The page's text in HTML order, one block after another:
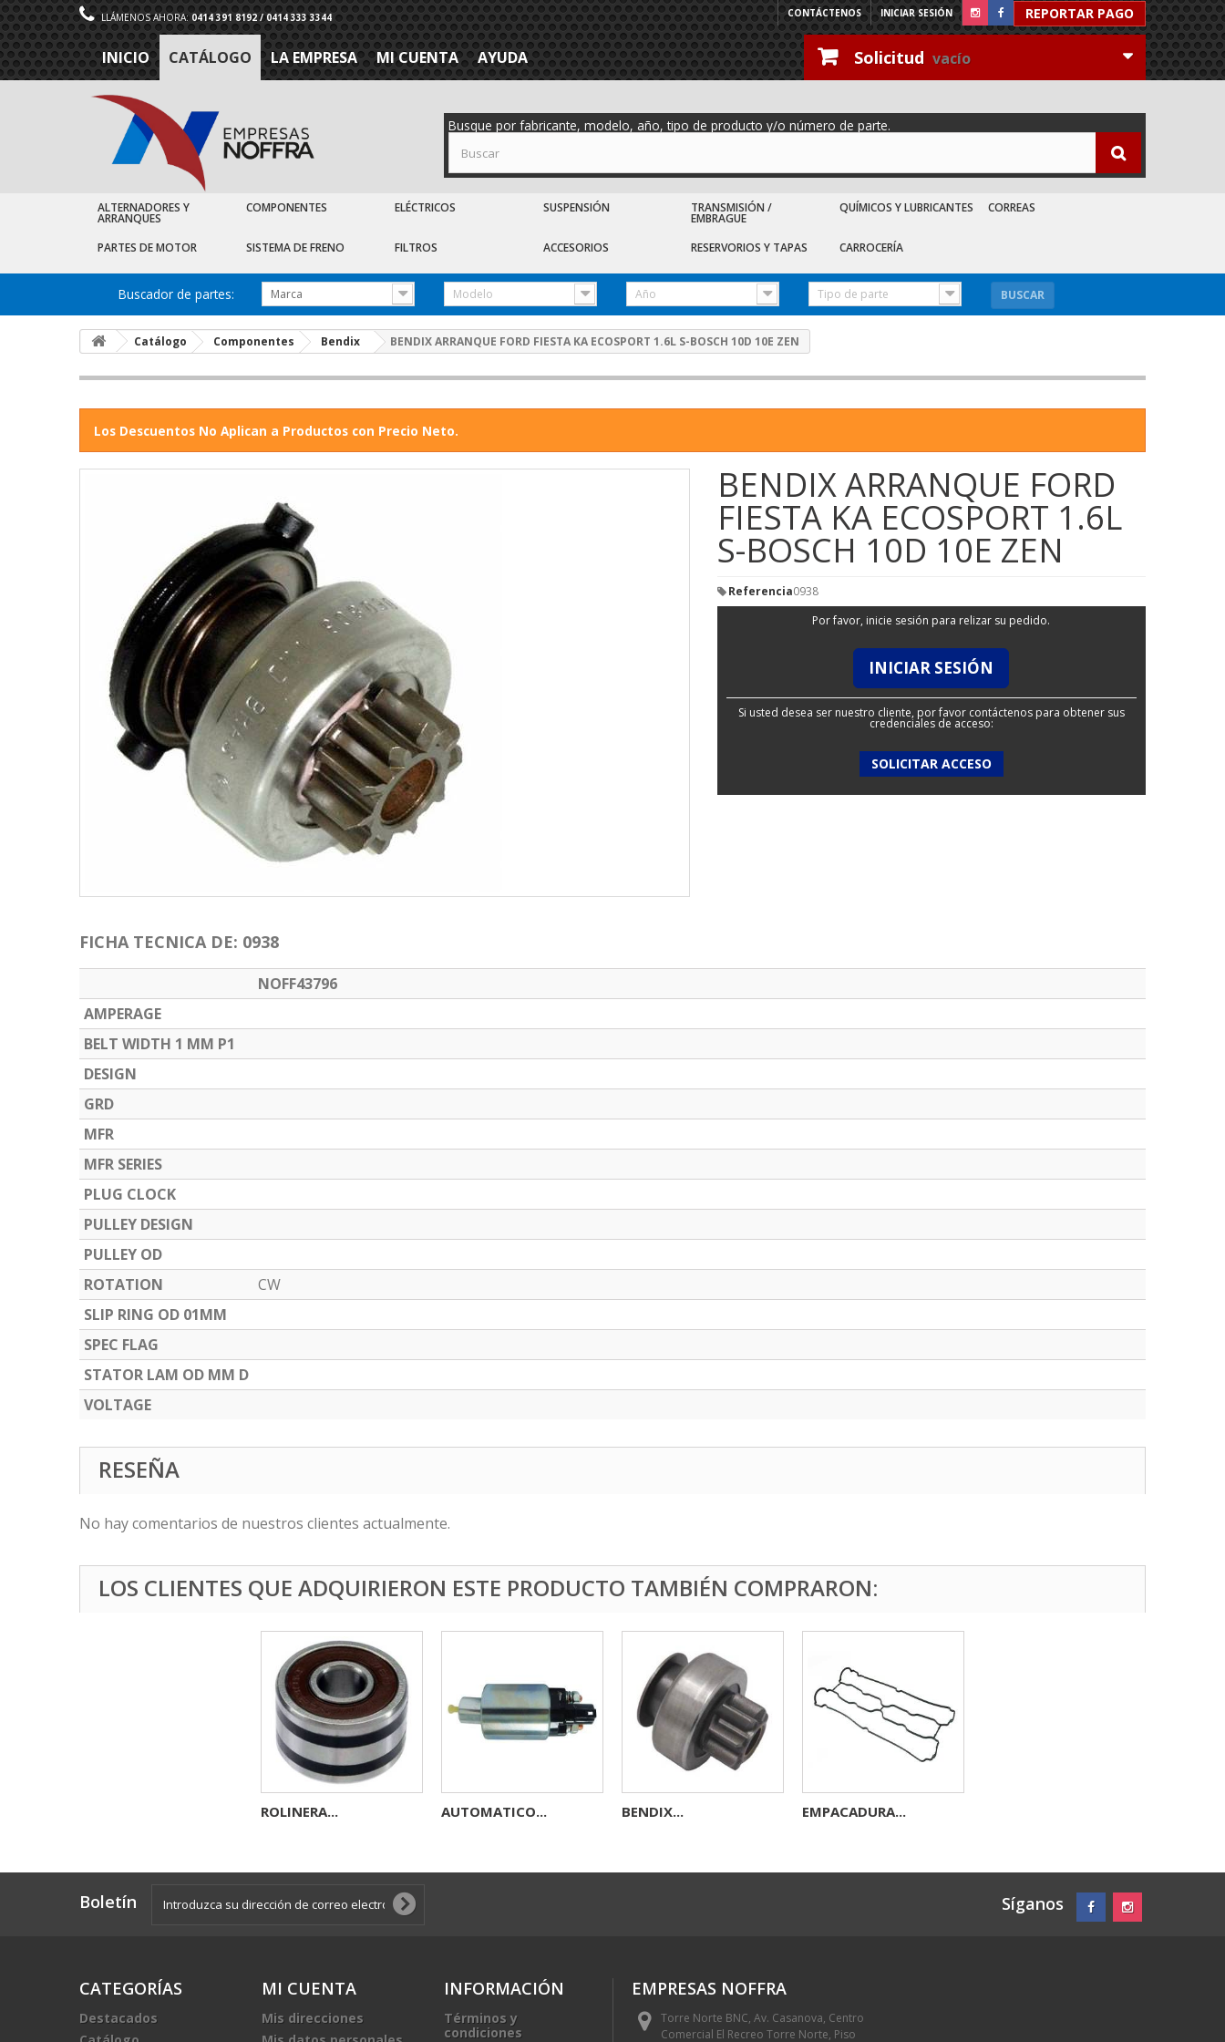
REPORTAR PAGO
INICIAR SESIÓN
CONTÁCTENOS
LLÁMENOS AHORA: 0414 391 8192 / 0414 333 3344
INICIO CATÁLOGO LA EMPRESA MI CUENTA AYUDA Solicitud vacío
Busque por fabricante, modelo, año, tipo de producto y/o número de parte.
ALTERNADORES Y
ARRANQUES
COMPONENTES ELÉCTRICOS SUSPENSIÓN TRANSMISIÓN /
EMBRAGUE
QUÍMICOS Y LUBRICANTES CORREAS
PARTES DE MOTOR SISTEMA DE FRENO FILTROS ACCESORIOS RESERVORIOS Y TAPAS CARROCERÍA
Buscador de partes: Marca Modelo Año Tipo de parte BUSCAR
Catálogo Componentes Bendix BENDIX ARRANQUE FORD FIESTA KA ECOSPORT 1.6L S-BOSCH 10D 10E ZEN
Los Descuentos No Aplican a Productos con Precio Neto.
BENDIX ARRANQUE FORD
FIESTA KA ECOSPORT 1.6L
S-BOSCH 10D 10E ZEN
Referencia0938
Por favor, inicie sesión para relizar su pedido.
INICIAR SESIÓN
Si usted desea ser nuestro cliente, por favor contáctenos para obtener sus
credenciales de acceso:
SOLICITAR ACCESO
FICHA TECNICA DE: 0938
NOFF43796
AMPERAGE
BELT WIDTH 1 MM P1
DESIGN
GRD
MFR
MFR SERIES
PLUG CLOCK
PULLEY DESIGN
PULLEY OD
ROTATION
CW
SLIP RING OD 01MM
SPEC FLAG
STATOR LAM OD MM D
VOLTAGE
RESEÑA
No hay comentarios de nuestros clientes actualmente.
LOS CLIENTES QUE ADQUIRIERON ESTE PRODUCTO TAMBIÉN COMPRARON:
ROLINERA... AUTOMATICO... BENDIX... EMPACADURA...
Boletín Síganos
CATEGORÍAS
Destacados
MI CUENTA
Mis direcciones
INFORMACIÓN
Términos y
condiciones
EMPRESAS NOFFRA
Torre Norte BNC, Av. Casanova, Centro
Comercial El Recreo Torre Norte, Piso